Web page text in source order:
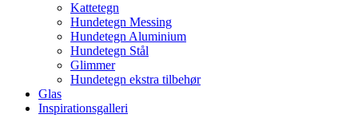
Kattetegn
Hundetegn Messing
Hundetegn Aluminium
Hundetegn Stål
Glimmer
Hundetegn ekstra tilbehør
Glas
Inspirationsgalleri